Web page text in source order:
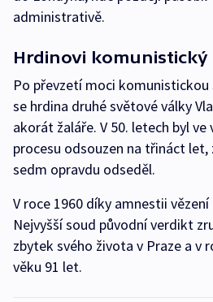
administrativě.
Hrdinovi komunistický
Po převzetí moci komunistickou
se hrdina druhé světové války
akorát žaláře. V 50. letech byl
procesu odsouzen na třináct
sedm opravdu odseděl.
V roce 1960 díky amnestii
Nejvyšší soud původní verdikt
zbytek svého života v Praze a v
věku 91 let.